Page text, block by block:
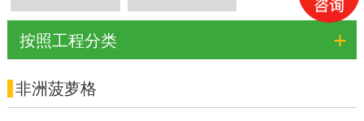
按照工程分类 +
非洲菠萝格